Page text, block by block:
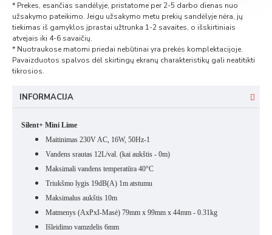
* Prekes, esančias sandėlyje, pristatome per 2-5 darbo dienas nuo
užsakymo pateikimo. Jeigu užsakymo metu prekių sandėlyje nėra, jų
tiekimas iš gamyklos įprastai užtrunka 1-2 savaites, o išskirtiniais
atvejais iki 4-6 savaičių.
* Nuotraukose matomi priedai nebūtinai yra prekės komplektacijoje.
Pavaizduotos spalvos dėl skirtingų ekranų charakteristikų gali neatitikti
tikrosios.
INFORMACIJA
Silent+ Mini Lime
Maitinimas 230V AC, 16W, 50Hz-1
Vandens srautas 12L/val. (kai aukštis - 0m)
Maksimali vandens temperatūra 40°C
Triukšmo lygis 19dB(A) 1m atstumu
Maksimalus aukštis 10m
Matmenys (AxPxI-Masė) 79mm x 99mm x 44mm - 0.31kg
Išleidimo vamzdelis 6mm